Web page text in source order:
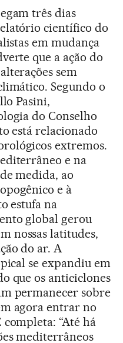
três dias
científico do
em mudança
que a ação do
sem
Segundo o
Pasini,
do Conselho
está relacionado
extremos.
e na
medida, ao
e à
estufa na
global gerou
nossas latitudes,
do ar. A
se expandiu em
que os anticiclones
permanecer sobre
agora entrar no
“Até há
mediterrâneos